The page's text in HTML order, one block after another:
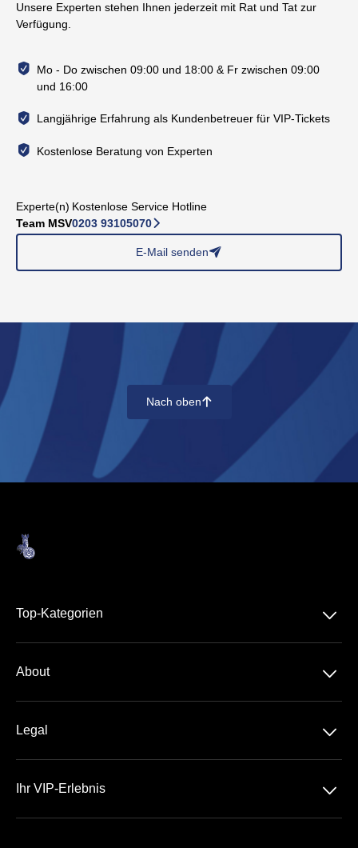
Unsere Experten stehen Ihnen jederzeit mit Rat und Tat zur
Verfügung.
Mo - Do zwischen 09:00 und 18:00 & Fr zwischen 09:00
und 16:00
Langjährige Erfahrung als Kundenbetreuer für VIP-Tickets
Kostenlose Beratung von Experten
Experte(n)
Team MSV
Kostenlose Service Hotline
0203 93105070􀆊
E-Mail senden􀈠
Nach oben􀄨
Top-Kategorien 􀆈
About
􀆈
Team
Legal 􀆈
Ihr VIP-Erlebnis 􀆈